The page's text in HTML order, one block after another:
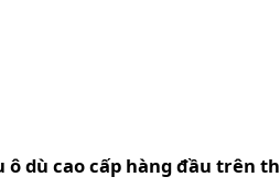
ô dù cao cấp hàng đầu trên